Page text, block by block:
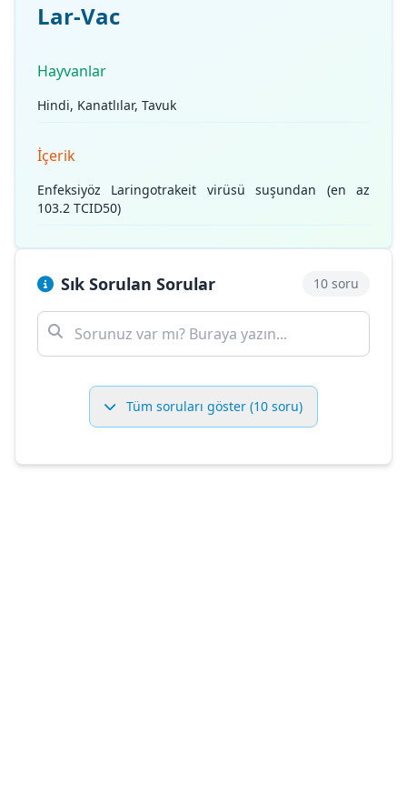
Lar-Vac
Hayvanlar
Hindi, Kanatlılar, Tavuk
İçerik
Enfeksiyöz Laringotrakeit virüsü suşundan (en az
103.2 TCID50)
Sık Sorulan Sorular 10 soru
Tüm soruları göster (10 soru)